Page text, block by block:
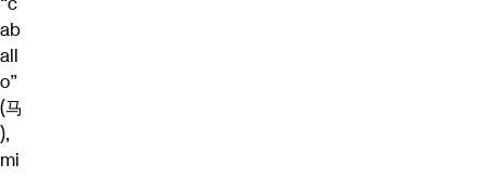
ab
all
o”
(马
),
mi